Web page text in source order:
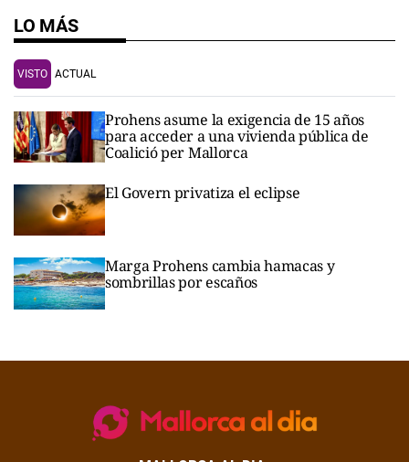
LO MÁS
VISTO ACTUAL
Prohens asume la exigencia de 15 años
para acceder a una vivienda pública de
Coalició per Mallorca
El Govern privatiza el eclipse
Marga Prohens cambia hamacas y
sombrillas por escaños